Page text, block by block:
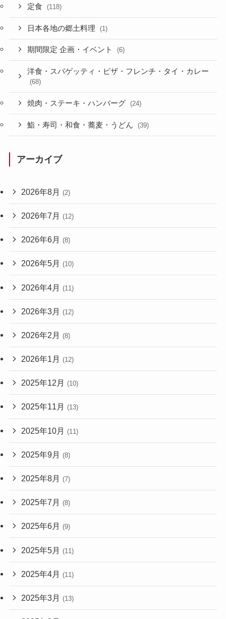
定食 (118)
日本各地の郷土料理 (1)
期間限定 企画・イベント (6)
洋食・スパゲッティ・ピザ・フレンチ・タイ・カレー
(68)
焼肉・ステーキ・ハンバーグ (24)
鮨・寿司・和食・蕎麦・うどん (39)
アーカイブ
2026年8月 (2)
2026年7月 (12)
2026年6月 (8)
2026年5月 (10)
2026年4月 (11)
2026年3月 (12)
2026年2月 (8)
2026年1月 (12)
2025年12月 (10)
2025年11月 (13)
2025年10月 (11)
2025年9月 (8)
2025年8月 (7)
2025年7月 (8)
2025年6月 (9)
2025年5月 (11)
2025年4月 (11)
2025年3月 (13)